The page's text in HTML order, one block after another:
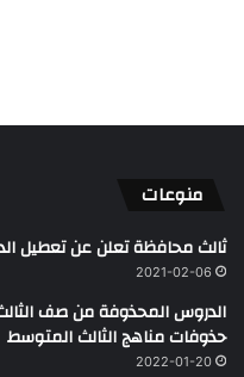
منوعات
ثالث محافظة تعلن عن تعطيل
2021-02-06
حذوفات مناهج الثالث المتوسط
2022-01-20